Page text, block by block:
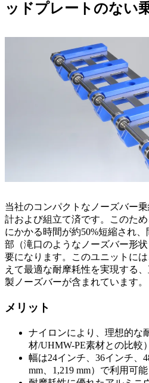
ッドプレートのない
当社のコンパクトなノーズバー
計および組立て済です。このた
にかかる時間が約50%短縮され
部（滝口のようなノーズバー形
要になります。このユニットに
えて最適な耐摩耗性を実現する
製ノーズバーが含まれています。
メリット
ナイロンにより、理想的な
材/UHMW-PE素材との比較）
幅は24インチ、36インチ、
mm、1,219 mm）で利用可能